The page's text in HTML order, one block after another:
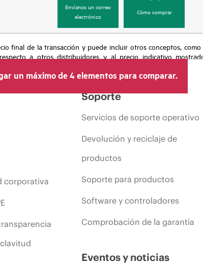
Envíanos un correo
electrónico
Cómo comprar
final de la transacción y puede incluir otros conceptos,
a otros distribuidores y al precio indicativo
promociones de fin de la vida útil y errores en los anuncios.
un máximo de 4 elementos para comparar.
corporativa
Soporte
Servicios de soporte operativo
Devolución y reciclaje de
productos
Soporte para productos
Software y controladores
Comprobación de la garantía
Eventos y noticias